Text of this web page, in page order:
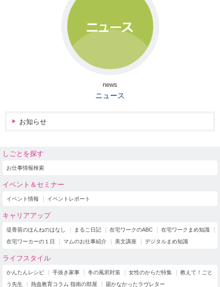
news
ニュース
お知らせ
しごとを探す
お仕事情報検索
イベント＆セミナー
イベント情報 イベントレポート
キャリアアップ
堤香苗のほんねのはなし まるこ日記 在宅ワークのABC
在宅ワークまめ知識
在宅ワーカーの１日
マムのお仕事紹介 美文講座 デジタルまめ知識
ライフスタイル
かんたんレシピ 手抜き家事 冬の風邪対策 女性のからだ特集
教えて！ごと
う先生
熱血教育コラム 指南の部屋 届かなかったラヴレター